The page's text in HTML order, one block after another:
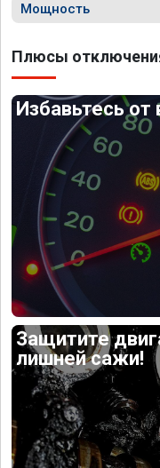
Мощность
Плюсы
Избавьтесь от
Защитите
лишней сажи!